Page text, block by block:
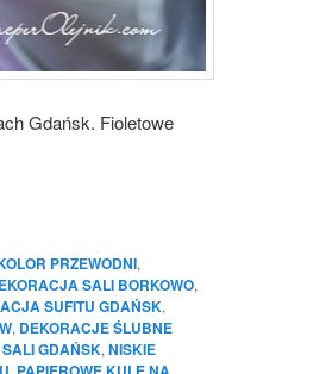
Gdańsk. Fioletowe
PRZEWODNI,
SALI BORKOWO,
SUFITU GDAŃSK,
, DEKORACJE ŚLUBNE
GDAŃSK, NISKIE